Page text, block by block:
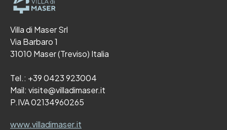
Villa di Maser Srl
Via Barbaro 1
31010 Maser (Treviso) Italia
Tel.: +39 0423 923004
Mail: visite@villadimaser.it
P.IVA 02134960265
www.villadimaser.it